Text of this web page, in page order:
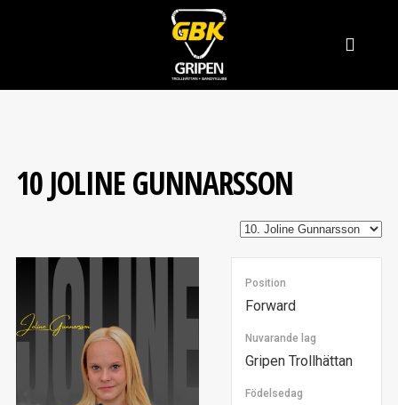
10JOLINE GUNNARSSON
Position
Forward
Nuvarande lag
Gripen Trollhättan
Födelsedag